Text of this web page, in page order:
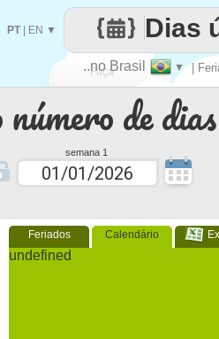
de
semana 1
Feriados Calendário
undefined
Faça
cada
..no Brasil ▼ |
Dias
PT| EN ▼